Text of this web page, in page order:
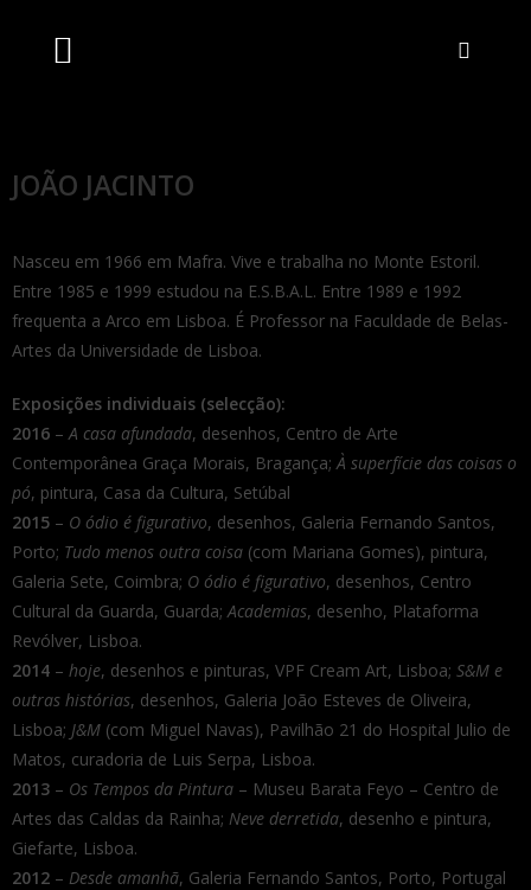
JOÃO JACINTO
Nasceu em 1966 em Mafra. Vive e trabalha no Monte Estoril.
Entre 1985 e 1999 estudou na E.S.B.A.L. Entre 1989 e 1992
frequenta a Arco em Lisboa. É Professor na Faculdade de Belas-
Artes da Universidade de Lisboa.
Exposições individuais (selecção):
2016 –A casa afundada, desenhos, Centro de Arte
Contemporânea Graça Morais, Bragança;À superfície das coisas o
pó, pintura, Casa da Cultura, Setúbal
2015 – O ódio é figurativo, desenhos, Galeria Fernando Santos,
Porto; Tudo menos outra coisa (com Mariana Gomes), pintura,
Galeria Sete, Coimbra; O ódio é figurativo, desenhos, Centro
Cultural da Guarda, Guarda;Academias, desenho, Plataforma
Revólver, Lisboa.
2014 – hoje, desenhos e pinturas, VPF Cream Art, Lisboa; S&M e
outras histórias, desenhos, Galeria João Esteves de Oliveira,
Lisboa; J&M (com Miguel Navas), Pavilhão 21 do Hospital Julio de
Matos, curadoria de Luis Serpa, Lisboa.
2013 – Os Tempos da Pintura – Museu Barata Feyo – Centro de
Artes das Caldas da Rainha; Neve derretida, desenho e pintura,
Giefarte, Lisboa.
2012 – Desde amanhã, Galeria Fernando Santos, Porto, Portugal